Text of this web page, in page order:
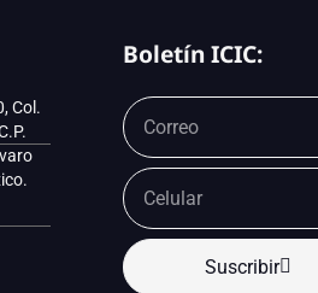
Col.
Boletín ICIC:
Suscribir